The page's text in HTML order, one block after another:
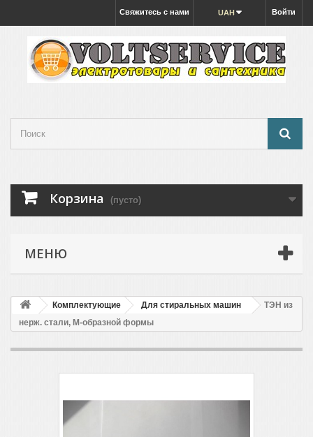
Войти
UAH
Свяжитесь с нами
Корзина (пусто)
МЕНЮ
Комплектующие Для стиральных машин
ТЭН из
нерж. стали, М-образной формы